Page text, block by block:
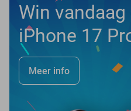
Win
iPhone 17
Meer info